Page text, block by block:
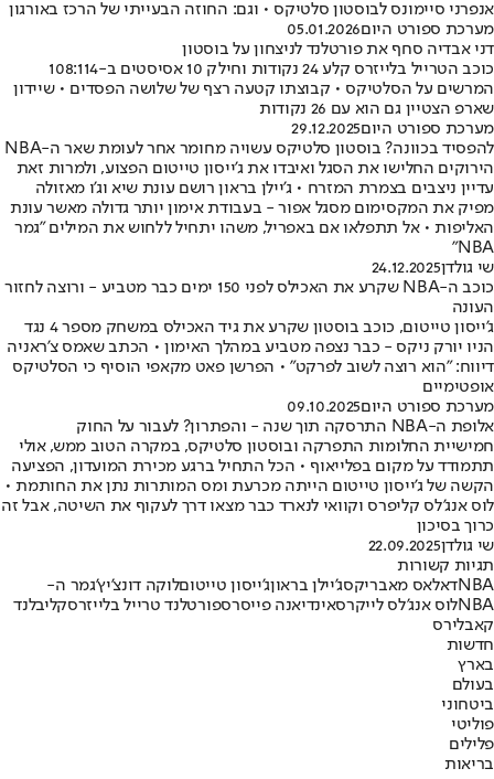
אנפרני סיימונס לבוסטון סלטיקס • וגם: החוזה הבעייתי של הרכז באורגון
מערכת ספורט היום05.01.2026
דני אבדיה סחף את פורטלנד לניצחון על בוסטון
כוכב הטרייל בלייזרס קלע 24 נקודות וחילק 10 אסיסטים ב-108:114
המרשים על הסלטיקס • קבוצתו קטעה רצף של שלושה הפסדים • שיידון
שארפ הצטיין גם הוא עם 26 נקודות
מערכת ספורט היום29.12.2025
להפסיד בכוונה? בוסטון סלטיקס עשויה מחומר אחר לעומת שאר ה-NBA
הירוקים החלישו את הסגל ואיבדו את ג'ייסון טייטום הפצוע, ולמרות זאת
עדיין ניצבים בצמרת המזרח • ג'יילן בראון רושם עונת שיא וג'ו מאזולה
מפיק את המקסימום מסגל אפור - בעבודת אימון יותר גדולה מאשר עונת
האליפות • אל תתפלאו אם באפריל, משהו יתחיל ללחוש את המילים "גמר
NBA"
שי גולדן24.12.2025
כוכב ה-NBA שקרע את האכילס לפני 150 ימים כבר מטביע - ורוצה לחזור
העונה
ג'ייסון טייטום, כוכב בוסטון שקרע את גיד האכילס במשחק מספר 4 נגד
הניו יורק ניקס - כבר נצפה מטביע במהלך האימון • הכתב שאמס צ'ראניה
דיווח: "הוא רוצה לשוב לפרקט" • הפרשן פאט מקאפי הוסיף כי הסלטיקס
אופטימיים
מערכת ספורט היום09.10.2025
אלופת ה-NBA התרסקה תוך שנה - והפתרון? לעבור על החוק
חמישיית החלומות התפרקה ובוסטון סלטיקס, במקרה הטוב ממש, אולי
תתמודד על מקום בפלייאוף • הכל התחיל ברגע מכירת המועדון, הפציעה
הקשה של ג'ייסון טייטום הייתה מכרעת ומס המותרות נתן את החותמת •
לוס אנג'לס קליפרס וקוואי לנארד כבר מצאו דרך לעקוף את השיטה, אבל זה
כרוך בסיכון
שי גולדן22.09.2025
תגיות קשורות
NBAדאלאס מאבריקסג'יילן בראוןג'ייסון טייטוםלוקה דונצ'יץ'גמר ה-
NBAלוס אנג'לס לייקרסאינדיאנה פייסרספורטלנד טרייל בלייזרסקליבלנד
קאבלירס
חדשות
בארץ
בעולם
ביטחוני
פוליטי
פלילים
בריאות